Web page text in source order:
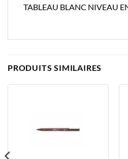
TABLEAU BLANC NIVEAU
PRODUITS SIMILAIRES